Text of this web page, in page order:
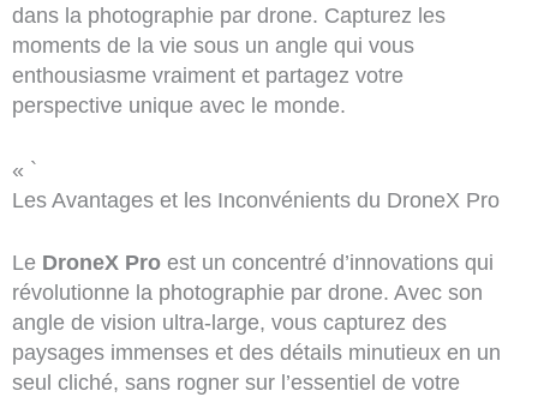
dans la photographie par drone. Capturez les
moments de la vie sous un angle qui vous
enthousiasme vraiment et partagez votre
perspective unique avec le monde.
« `
Les Avantages et les Inconvénients du DroneX Pro
Le DroneX Proest un concentré d’innovations qui
révolutionne la photographie par drone. Avec son
angle de vision ultra-large, vous capturez des
paysages immenses et des détails minutieux en un
seul cliché, sans rogner sur l’essentiel de votre